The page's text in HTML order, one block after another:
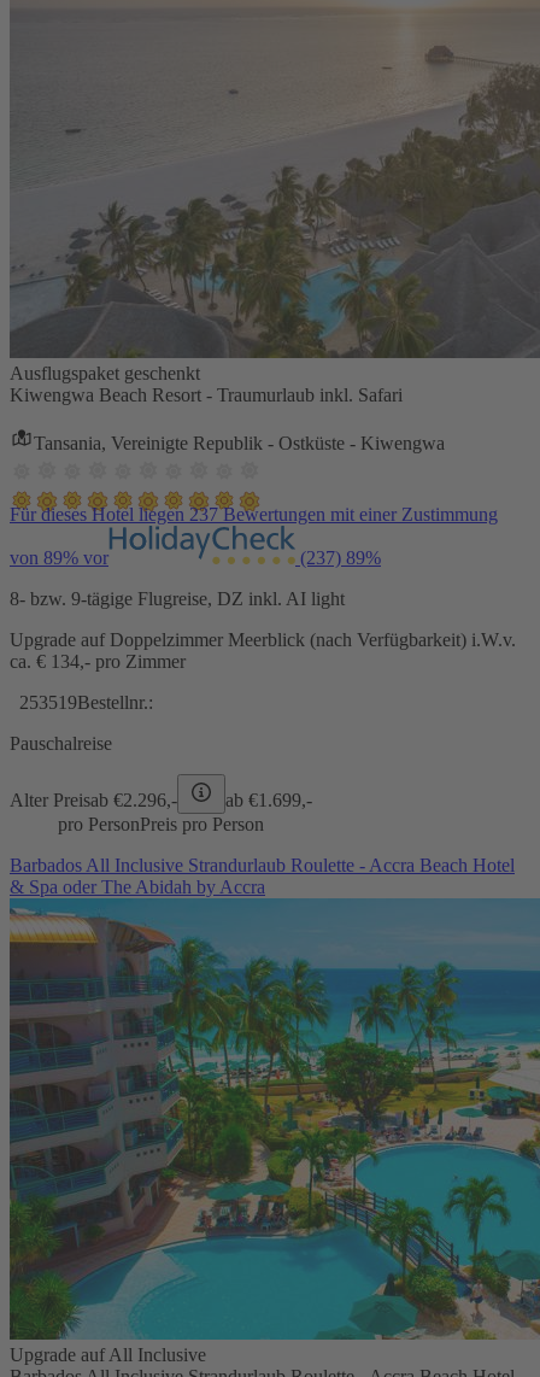
Ausflugspaket geschenkt
Kiwengwa Beach Resort - Traumurlaub inkl. Safari
Tansania, Vereinigte Republik - Ostküste - Kiwengwa
Für dieses Hotel liegen 237 Bewertungen mit einer Zustimmung
von 89% vor (237) 89%
8- bzw. 9-tägige Flugreise, DZ inkl. AI light
Upgrade auf Doppelzimmer Meerblick (nach Verfügbarkeit) i.W.v.
ca. € 134,- pro Zimmer
253519Bestellnr.:
Pauschalreise
Alter Preisab €2.296,- ab €1.699,-
pro PersonPreis pro Person
Barbados All Inclusive Strandurlaub Roulette - Accra Beach Hotel
& Spa oder The Abidah by Accra
Upgrade auf All Inclusive